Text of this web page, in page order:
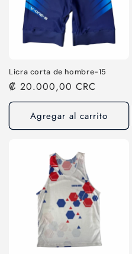
Licra corta de hombre-15
Precio
habitual
₡ 20.000,00 CRC
Agregar al carrito